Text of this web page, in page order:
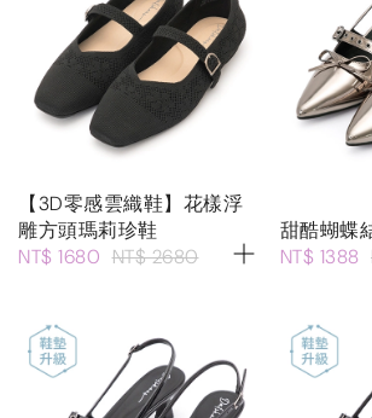
【3D零感雲織鞋】花樣浮
雕方頭瑪莉珍鞋
NT$ 1680 NT$ 2680
甜酷蝴蝶
NT$ 1388